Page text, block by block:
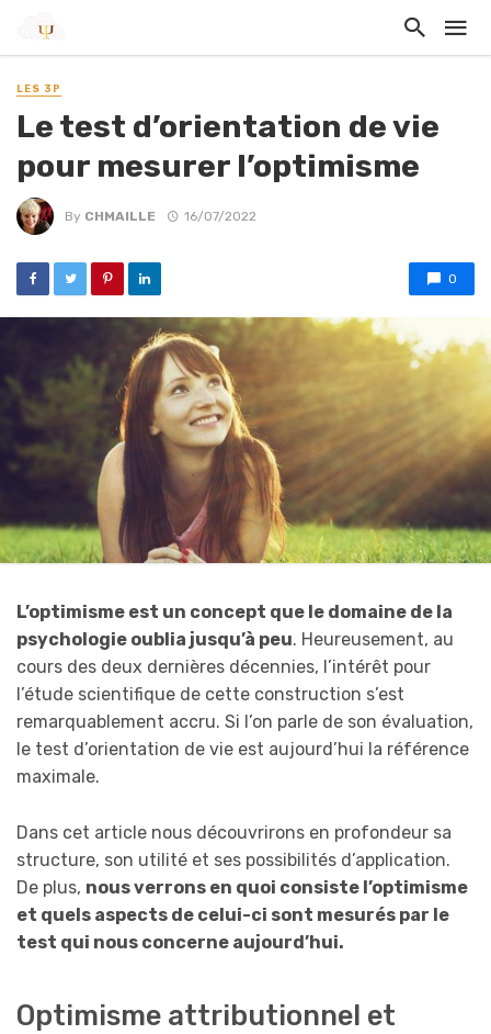
LES 3P
Le test d’orientation de vie
pour mesurer l’optimisme
By CHMAILLE 16/07/2022
0
L’optimisme est un concept que le domaine de la
psychologie oublia jusqu’à peu. Heureusement, au
cours des deux dernières décennies, l’intérêt pour
l’étude scientifique de cette construction s’est
remarquablement accru. Si l’on parle de son évaluation,
le test d’orientation de vie est aujourd’hui la référence
maximale.
Dans cet article nous découvrirons en profondeur sa
structure, son utilité et ses possibilités d’application.
De plus, nous verrons en quoi consiste l’optimisme
et quels aspects de celui-ci sont mesurés par le
test qui nous concerne aujourd’hui.
Optimisme attributionnel et